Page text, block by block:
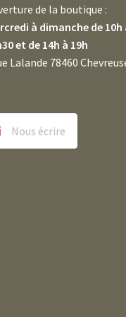
de la boutique :
à dimanche de 10h
et de 14h à 19h
Lalande 78460
Nous écrire